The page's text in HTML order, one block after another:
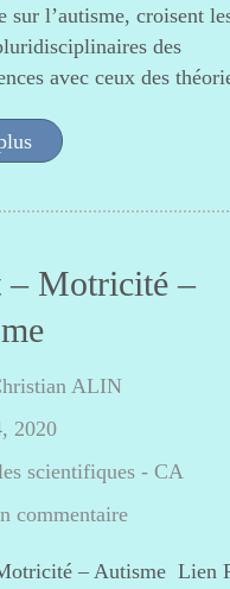
sur l’autisme, croisent
des
avec ceux des
– Motricité –
ALIN
2020
scientifiques - CA
commentaire
– Autisme Lien